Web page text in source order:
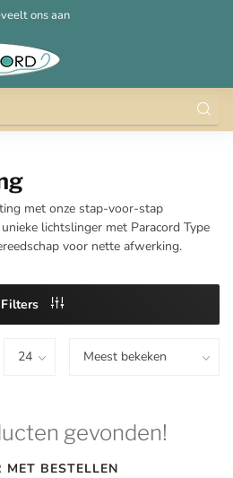
ons aan
met onze stap-voor-stap
lichtslinger met Paracord Type
voor nette afwerking.
Filters
gevonden!
MET BESTELLEN